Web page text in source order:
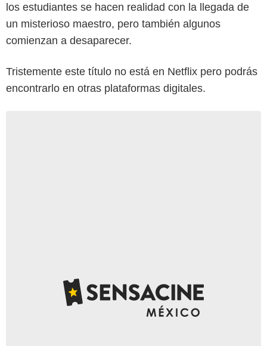
los estudiantes se hacen realidad con la llegada de
un misterioso maestro, pero también algunos
comienzan a desaparecer.
Tristemente este título no está en Netflix pero podrás
encontrarlo en otras plataformas digitales.